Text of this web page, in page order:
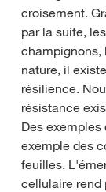
croisement.
par la suite,
champignons,
nature, il
résilience.
résistance
Des
exemple des
feuilles.
cellulaire rend